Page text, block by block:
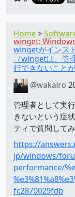
Home
winget:
wingetがインス
（wingetは、管
行できないことが
@wakairo
管理者として実
きないという症
ティで質問してみ
https://
jp/windows/
performance/
fc2870029fdb